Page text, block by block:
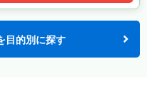
目的別に探す